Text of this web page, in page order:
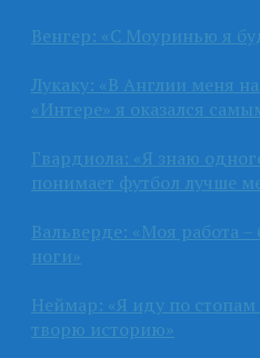
Венгер: «С Моуринью я
Лукаку: «В Англии меня
«Интере» я оказался
Гвардиола: «Я знаю
понимает футбол лучше
Вальверде: «Моя работа –
ноги»
Неймар: «Я иду по стопам
творю историю»